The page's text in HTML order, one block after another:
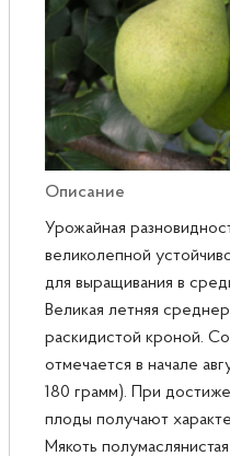
Саженцы плодовые
Сирень
Описание
Урожайная
великолепной
для выращивания в
Великая летняя
раскидистой кроной.
отмечается в начале
180 грамм). При
плоды получают
Мякоть